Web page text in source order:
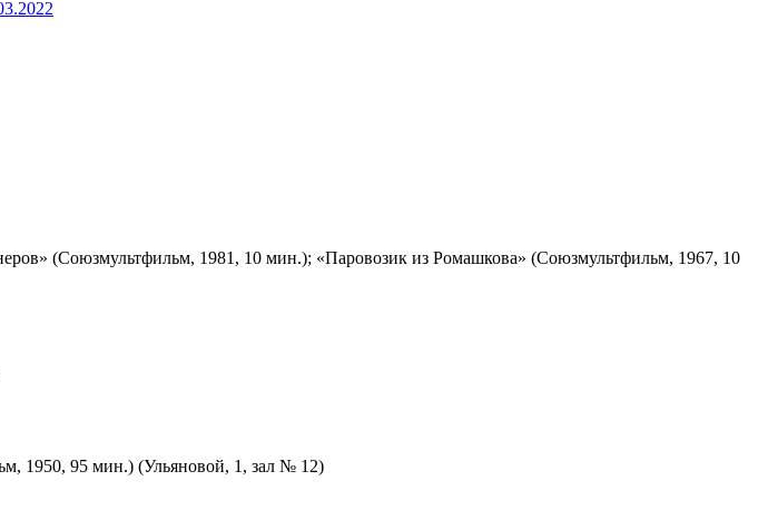
(Союзмультфильм, 1981, 10 мин.); «Паровозик из Ромашкова» (Союзмультфильм, 1967, 10
1950, 95 мин.) (Ульяновой, 1, зал № 12)